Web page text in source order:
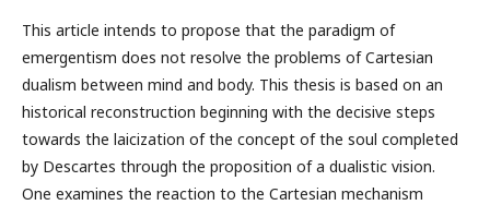
This article intends to propose that the paradigm of
emergentism does not resolve the problems of Cartesian
dualism between mind and body. This thesis is based on an
historical reconstruction beginning with the decisive steps
towards the laicization of the concept of the soul completed
by Descartes through the proposition of a dualistic vision.
One examines the reaction to the Cartesian mechanism